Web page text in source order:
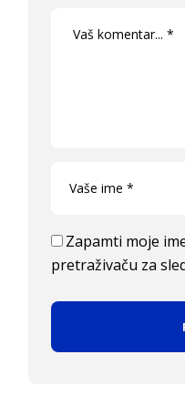
Zapamti moje
pretraživaču za